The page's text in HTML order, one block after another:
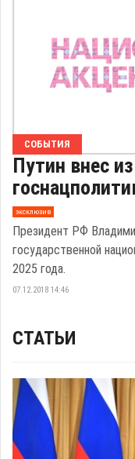
СОБЫТИЯ
Путин внес
эксклюзив
Президент РФ
государственной
2025 года.
07.12.2018 14:46
СТАТЬИ